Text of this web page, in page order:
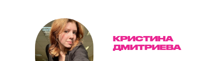
КРИСТИНА
ДМИТРИЕВА